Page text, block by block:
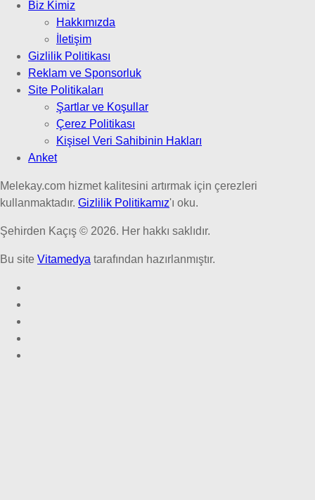
Biz Kimiz
Hakkımızda
İletişim
Gizlilik Politikası
Reklam ve Sponsorluk
Site Politikaları
Şartlar ve Koşullar
Çerez Politikası
Kişisel Veri Sahibinin Hakları
Anket
Melekay.com hizmet kalitesini artırmak için çerezleri
kullanmaktadır. Gizlilik Politikamız'ı oku.
Şehirden Kaçış © 2026. Her hakkı saklıdır.
Bu site Vitamedya tarafından hazırlanmıştır.